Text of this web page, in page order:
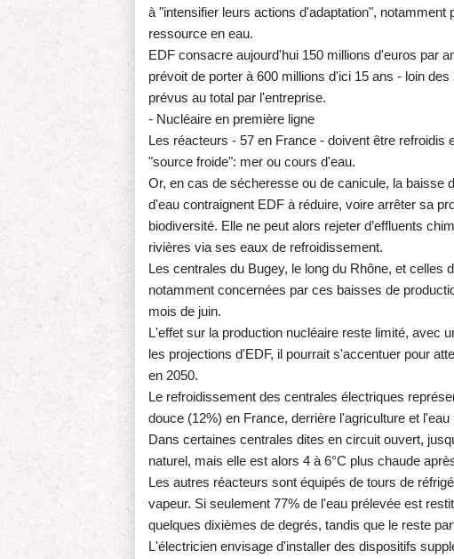
à "intensifier leurs actions d'adaptation",
ressource en eau.
EDF consacre aujourd'hui 150 millions d'euros par
prévoit de porter à 600 millions d'ici 15 ans - loin
prévus au total par l'entreprise.
- Nucléaire en première ligne
Les réacteurs - 57 en France - doivent être refroidis
"source froide": mer ou cours d'eau.
Or, en cas de sécheresse ou de canicule, la baisse
d'eau contraignent EDF à réduire, voire arrêter sa
biodiversité. Elle ne peut alors rejeter d’effluents
rivières via ses eaux de refroidissement.
Les centrales du Bugey, le long du Rhône, et
notamment concernées par ces baisses de
mois de juin.
L'effet sur la production nucléaire reste limité, avec
les projections d'EDF, il pourrait s'accentuer pour
en 2050.
Le refroidissement des centrales électriques
douce (12%) en France, derrière l'agriculture et l'eau
Dans certaines centrales dites en circuit ouvert,
naturel, mais elle est alors 4 à 6°C plus chaude
Les autres réacteurs sont équipés de tours de
vapeur. Si seulement 77% de l'eau prélevée est
quelques dixièmes de degrés, tandis que le reste
L'électricien envisage d'installer des dispositifs